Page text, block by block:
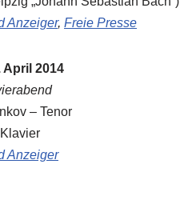
Anzeiger, Freie Presse
April 2014
– Tenor
Anzeiger